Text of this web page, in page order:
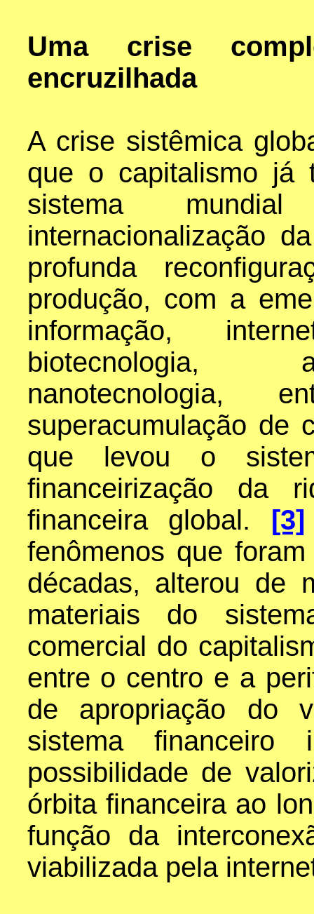
Uma crise
encruzilhada
A crise sistêmica
que o capitalismo já
sistema
internacionalização
profunda
produção, com a
informação,
biotecnologia,
superacumulação de
que levou o
financeirização da
financeira global.
[3]
fenômenos que
décadas, alterou de
materiais do
comercial do
entre o centro e a
de apropriação do
sistema
possibilidade de
órbita financeira ao
função da
viabilizada pela